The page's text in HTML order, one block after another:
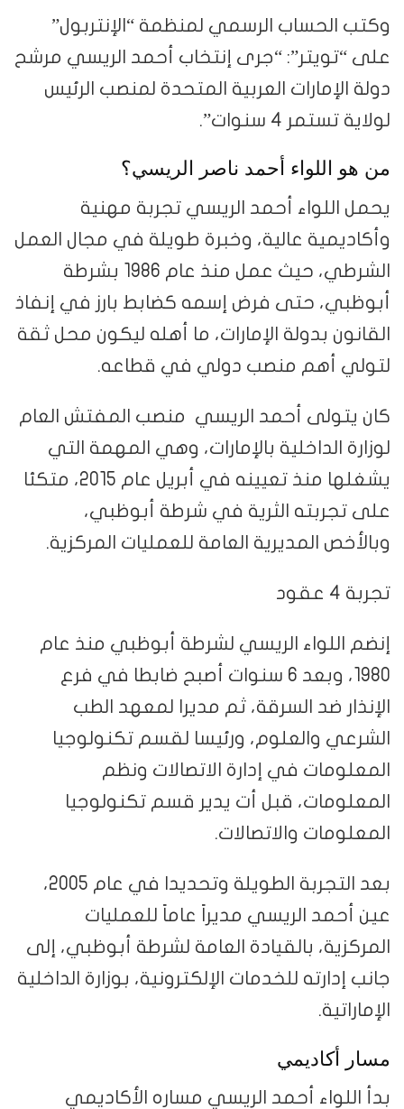
وكتب الحساب الرسمي لمنظمة “الإنتربول”
على “تويتر”: “جرى إنتخاب أحمد الريسي مرشح
دولة الإمارات العربية المتحدة لمنصب الرئيس
لولاية تستمر 4 سنوات”.
من هو اللواء أحمد ناصر الريسي؟
يحمل اللواء أحمد الريسي تجربة مهنية
وأكاديمية عالية، وخبرة طويلة في مجال العمل
الشرطي، حيث عمل منذ عام 1986 بشرطة
أبوظبي، حتى فرض إسمه كضابط بارز في إنفاذ
القانون بدولة الإمارات، ما أهله ليكون محل ثقة
لتولي أهم منصب دولي في قطاعه.
كان يتولى أحمد الريسي منصب المفتش العام
لوزارة الداخلية بالإمارات، وهي المهمة التي
يشغلها منذ تعيينه في أبريل عام 2015، متكئا
على تجربته الثرية في شرطة أبوظبي،
وبالأخص المديرية العامة للعمليات المركزية.
تجربة 4 عقود
إنضم اللواء الريسي لشرطة أبوظبي منذ عام
1980، وبعد 6 سنوات أصبح ضابطا في فرع
الإنذار ضد السرقة، ثم مديرا لمعهد الطب
الشرعي والعلوم، ورئيسا لقسم تكنولوجيا
المعلومات في إدارة الاتصالات ونظم
المعلومات، قبل أت يدير قسم تكنولوجيا
المعلومات والاتصالات.
بعد التجربة الطويلة وتحديدا في عام 2005،
عين أحمد الريسي مديراً عاماً للعمليات
المركزية، بالقيادة العامة لشرطة أبوظبي، إلى
جانب إدارته للخدمات الإلكترونية، بوزارة الداخلية
الإماراتية.
مسار أكاديمي
بدأ اللواء أحمد الريسي مساره الأكاديمي